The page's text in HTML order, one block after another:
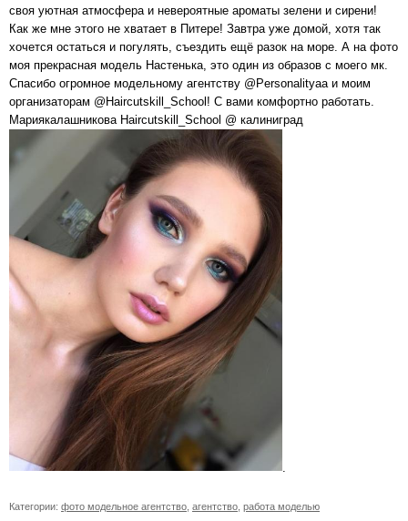
своя уютная атмосфера и невероятные ароматы зелени и сирени!
Как же мне этого не хватает в Питере! Завтра уже домой, хотя так
хочется остаться и погулять, съездить ещё разок на море. А на фото
моя прекрасная модель Настенька, это один из образов с моего мк.
Спасибо огромное модельному агентству @Personalityaa и моим
организаторам @Haircutskill_School! С вами комфортно работать.
Мариякалашникова Haircutskill_School @ калиниград
Категории: фото модельное агентство агентство работа моделью